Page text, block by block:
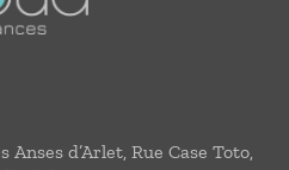
d’Arlet, Rue Case Toto,